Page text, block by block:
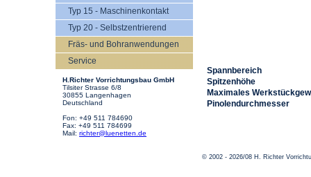
Typ 15 - Maschinenkontakt
Typ 20 - Selbstzentrierend
Fräs- und Bohranwendungen
Service
H.Richter Vorrichtungsbau GmbH
Tilsiter Strasse 6/8
30855 Langenhagen
Deutschland
Fon: +49 511 784690
Fax: +49 511 784699
Mail: richter@luenetten.de
Spannbereich
Spitzenhöhe
Maximales
Pinolendurchmesser
© 2002 - 2026/08 H. Richter